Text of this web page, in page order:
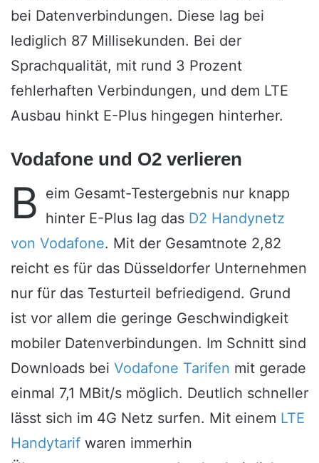
bei Datenverbindungen. Diese lag bei
lediglich 87 Millisekunden. Bei der
Sprachqualität, mit rund 3 Prozent
fehlerhaften Verbindungen, und dem LTE
Ausbau hinkt E-Plus hingegen hinterher.
Vodafone und O2 verlieren
B eim Gesamt-Testergebnis nur knapp
hinter E-Plus lag das D2 Handynetz
von Vodafone. Mit der Gesamtnote 2,82
reicht es für das Düsseldorfer Unternehmen
nur für das Testurteil befriedigend. Grund
ist vor allem die geringe Geschwindigkeit
mobiler Datenverbindungen. Im Schnitt sind
Downloads bei Vodafone Tarifen mit gerade
einmal 7,1 MBit/s möglich. Deutlich schneller
lässt sich im 4G Netz surfen. Mit einem LTE
Handytarif waren immerhin